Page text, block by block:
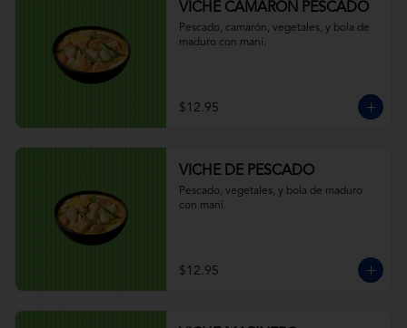
VICHE CAMARÓN PESCADO
Pescado, camarón, vegetales, y bola de
maduro con maní.
$12.95
VICHE DE PESCADO
Pescado, vegetales, y bola de maduro
con maní.
$12.95